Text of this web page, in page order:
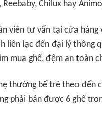
Chilux hay
viên tư vấn tại cửa hàng
liên lạc đến đại lý thông
mua ghế, đệm an toàn
thường bế trẻ theo đến
phải bán được 6 ghế